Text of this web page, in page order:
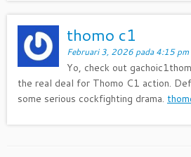
thomo c1
Februari 3, 2026 pada 4:15 pm
Yo, check out
the real deal for Thomo C1 action.
some serious cockfighting drama.